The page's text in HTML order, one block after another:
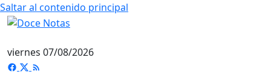
Saltar al contenido principal
viernes 07/08/2026